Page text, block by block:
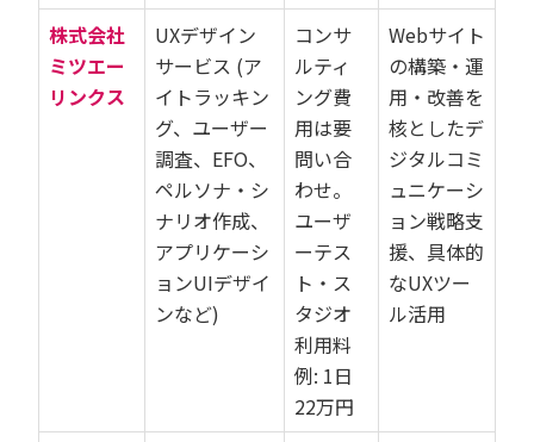
株式会社
ミツエー
リンクス
UXデザイン
サービス (ア
イトラッキン
グ、ユーザー
調査、EFO、
ペルソナ・シ
ナリオ作成、
アプリケーシ
ョンUIデザイ
ンなど)
コンサ
ルティ
ング費
用は要
問い合
わせ。
ユーザ
ーテス
ト・ス
タジオ
利用料
例: 1日
22万円
Webサイト
の構築・運
用・改善を
核としたデ
ジタルコミ
ュニケーシ
ョン戦略支
援、具体的
なUXツー
ル活用